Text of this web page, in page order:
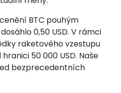
BTC pouhým
0,50 USD. V rámci
raketového vzestupu
50 000 USD. Naše
bezprecedentních